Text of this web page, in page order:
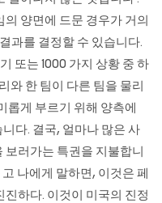
양면에 드문 경우가 거의
과를 결정할 수 있습니다.
또는 1000 가지 상황 중 하
와 한 팀이 다른 팀을 물리
롭게 부르기 위해 양측에
다. 결국, 얼마나 많은 사
러가는 특권을 지불합니
나에게 말하면, 이것은 페
하다. 이것이 미국의 진정